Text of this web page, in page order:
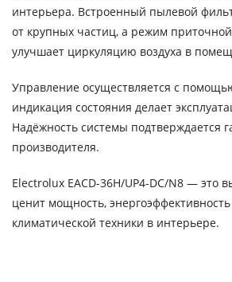
интерьера. Встроенный пылевой
от крупных частиц, а режим
улучшает циркуляцию воздуха в
Управление осуществляется с
индикация состояния делает
Надёжность системы подтверждается
производителя.
Electrolux EACD-36H/UP4-DC/N8 — это
ценит мощность,
климатической техники в интерьере.